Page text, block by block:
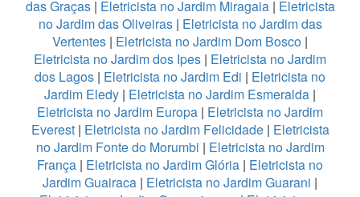
das Graças| Eletricista no Jardim Miragaia| Eletricista
no Jardim das Oliveiras| Eletricista no Jardim das
Vertentes | Eletricista no Jardim Dom Bosco |
Eletricista no Jardim dos Ipes | Eletricista no Jardim
dos Lagos | Eletricista no Jardim Edi | Eletricista no
Jardim Eledy | Eletricista no Jardim Esmeralda |
Eletricista no Jardim Europa | Eletricista no Jardim
Everest| Eletricista no Jardim Felicidade| Eletricista
no Jardim Fonte do Morumbi | Eletricista no Jardim
França | Eletricista no Jardim Glória | Eletricista no
Jardim Guairaca | Eletricista no Jardim Guarani |